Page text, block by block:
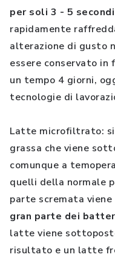
per soli 3 - 5
rapidamente
alterazione di gusto
essere conservato
un tempo 4 giorni,
tecnologie di
Latte microfiltrato:
grassa che viene
comunque a
quelli della normale
parte scremata
gran parte dei
latte viene
risultato e un latte